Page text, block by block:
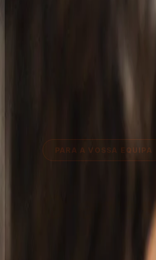
PARA A VOSSA EQUIPA